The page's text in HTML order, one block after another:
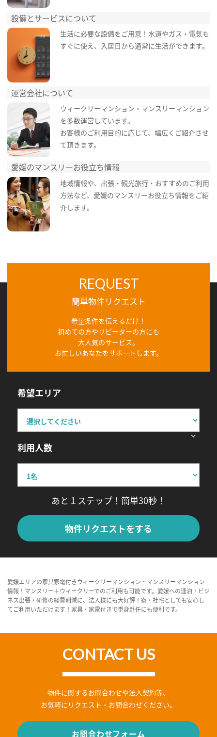
設備とサービスについて
生活に必要な設備をご用意！水道やガス・電気も
すぐに使え、入居日から通常に生活ができます。
運営会社について
ウィークリーマンション・マンスリーマンション
を多数運営しています。
お客様のご利用目的に応じて、幅広くご紹介させ
て頂きます。
愛媛のマンスリーお役立ち情報
地域情報や、出張・観光旅行・おすすめのご利用
方法など、愛媛のマンスリーお役立ち情報をご紹
介します。
REQUEST
簡単物件リクエスト
希望条件を伝えるだけ！
初めての方やリピーターの方にも
大人気のサービス。
お忙しいあなたをサポートします。
希望エリア
利用人数
あと１ステップ！簡単30秒！
物件リクエストをする
愛媛エリアの家具家電付きウィークリーマンション・マンスリーマンション
情報！マンスリー＋ウィークリーでのご利用も可能です。愛媛への連泊・ビジ
ネス出張・研修の経費削減に、法人様にも大好評！寮・社宅としても安心し
てご利用いただけます！家具・家電付きで単身赴任にも便利です。
CONTACT US
物件に関するお問合わせや法人契約等、
お気軽にリクエスト・お問合わせください。
お問合わせフォーム